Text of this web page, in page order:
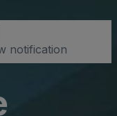
notification